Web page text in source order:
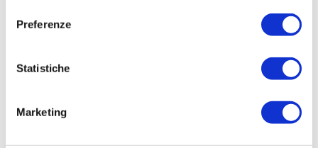
Preferenze
Statistiche
Marketing